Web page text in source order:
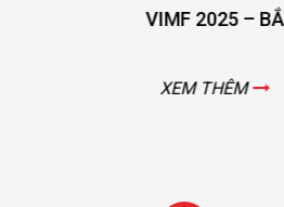
[DAY 2] SỨC NÓNG NGÀY THỨ